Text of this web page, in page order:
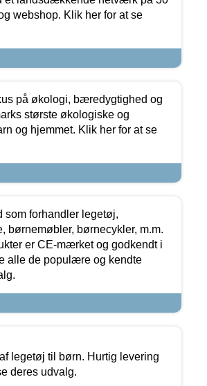
webshop. Klik her for at se
på økologi, bæredygtighed og
største økologiske og
og hjemmet. Klik her for at se
som forhandler legetøj,
børnemøbler, børnecykler, m.m.
er CE-mærket og godkendt i
alle de populære og kendte
legetøj til børn. Hurtig levering
deres udvalg.